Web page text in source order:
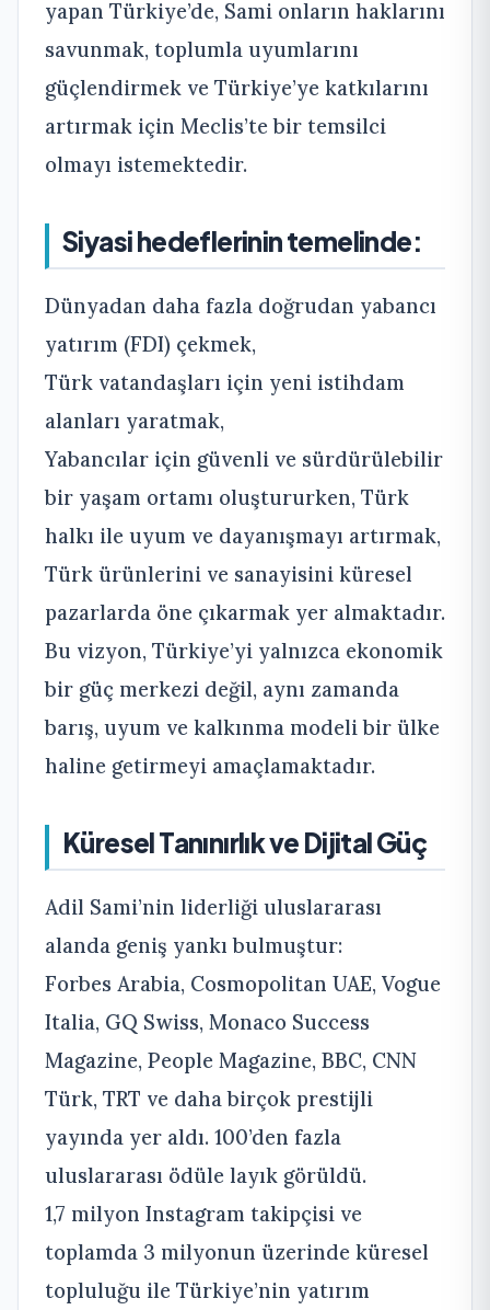
yapan Türkiye’de, Sami onların haklarını
savunmak, toplumla uyumlarını
güçlendirmek ve Türkiye’ye katkılarını
artırmak için Meclis’te bir temsilci
olmayı istemektedir.
Siyasi hedeflerinin temelinde:
Dünyadan daha fazla doğrudan yabancı
yatırım (FDI) çekmek,
Türk vatandaşları için yeni istihdam
alanları yaratmak,
Yabancılar için güvenli ve sürdürülebilir
bir yaşam ortamı oluştururken, Türk
halkı ile uyum ve dayanışmayı artırmak,
Türk ürünlerini ve sanayisini küresel
pazarlarda öne çıkarmak yer almaktadır.
Bu vizyon, Türkiye’yi yalnızca ekonomik
bir güç merkezi değil, aynı zamanda
barış, uyum ve kalkınma modeli bir ülke
haline getirmeyi amaçlamaktadır.
Küresel Tanınırlık ve Dijital Güç
Adil Sami’nin liderliği uluslararası
alanda geniş yankı bulmuştur:
Forbes Arabia, Cosmopolitan UAE, Vogue
Italia, GQ Swiss, Monaco Success
Magazine, People Magazine, BBC, CNN
Türk, TRT ve daha birçok prestijli
yayında yer aldı. 100’den fazla
uluslararası ödüle layık görüldü.
1,7 milyon Instagram takipçisi ve
toplamda 3 milyonun üzerinde küresel
topluluğu ile Türkiye’nin yatırım